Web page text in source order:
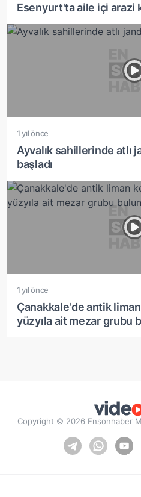
Esenyurt'ta aile içi arazi
1 yıl önce
Ayvalık sahillerinde atlı
başladı
1 yıl önce
Çanakkale'de antik
yüzyıla ait mezar grubu
Copyright © 2026 Ensonhaber